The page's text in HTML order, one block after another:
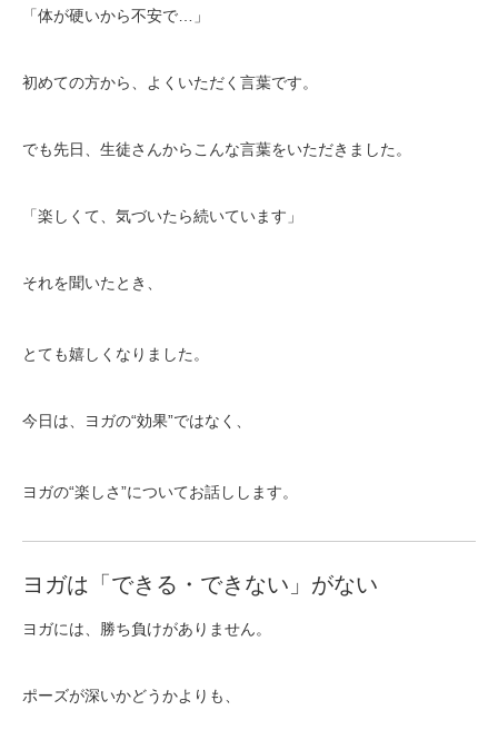
「体が硬いから不安で…」
初めての方から、よくいただく言葉です。
でも先日、生徒さんからこんな言葉をいただきました。
「楽しくて、気づいたら続いています」
それを聞いたとき、
とても嬉しくなりました。
今日は、ヨガの“効果”ではなく、
ヨガの“楽しさ”についてお話しします。
ヨガは「できる・できない」がない
ヨガには、勝ち負けがありません。
ポーズが深いかどうかよりも、